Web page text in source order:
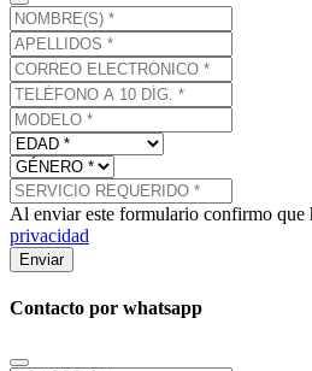
Al enviar este formulario confirmo que
privacidad
Enviar
Contacto por whatsapp